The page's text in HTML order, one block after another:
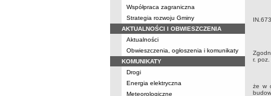
Współpraca zagraniczna
Strategia rozwoju Gminy
AKTUALNOŚCI I OBWIESZCZENIA
Aktualności
Obwieszczenia, ogłoszenia i komunikaty
KOMUNIKATY
Drogi
Energia elektryczna
Meteorologiczne
r. poz.
że w